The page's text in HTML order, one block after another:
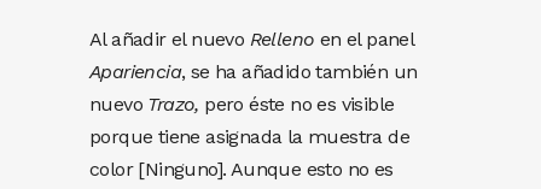
Al añadir el nuevo Relleno en el panel
Apariencia, se ha añadido también un
nuevo Trazo, pero éste no es visible
porque tiene asignada la muestra de
color [Ninguno]. Aunque esto no es